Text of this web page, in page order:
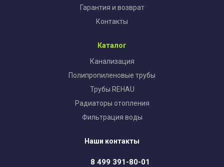
Гарантия и возврат
Контакты
Каталог
Канализация
Полипропиленовые трубы
Трубы REHAU
Радиаторы отопления
Фильтрация воды
Наши контакты
8 499 391-80-01